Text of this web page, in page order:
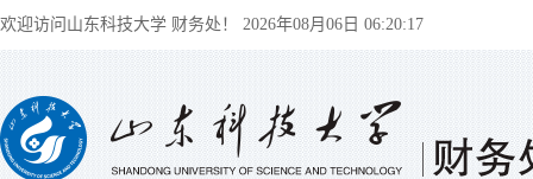
欢迎访问山东科技大学 财务处！ 2026年08月06日 06:20:17